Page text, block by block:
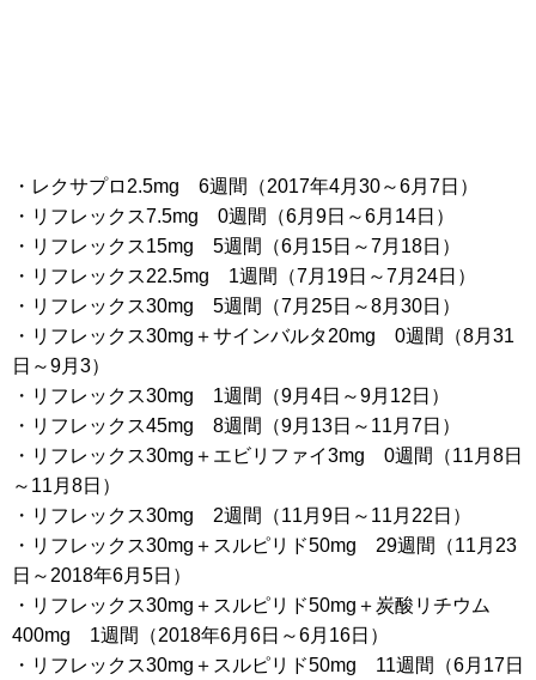
・レクサプロ2.5mg 6週間（2017年4月30～6月7日）
・リフレックス7.5mg 0週間（6月9日～6月14日）
・リフレックス15mg 5週間（6月15日～7月18日）
・リフレックス22.5mg 1週間（7月19日～7月24日）
・リフレックス30mg 5週間（7月25日～8月30日）
・リフレックス30mg＋サインバルタ20mg 0週間（8月31
日～9月3）
・リフレックス30mg 1週間（9月4日～9月12日）
・リフレックス45mg 8週間（9月13日～11月7日）
・リフレックス30mg＋エビリファイ3mg 0週間（11月8日
～11月8日）
・リフレックス30mg 2週間（11月9日～11月22日）
・リフレックス30mg＋スルピリド50mg 29週間（11月23
日～2018年6月5日）
・リフレックス30mg＋スルピリド50mg＋炭酸リチウム
400mg 1週間（2018年6月6日～6月16日）
・リフレックス30mg＋スルピリド50mg 11週間（6月17日